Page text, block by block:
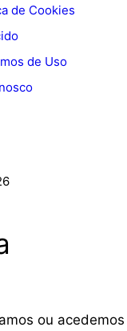
de Cookies
de Uso
ou acedemos